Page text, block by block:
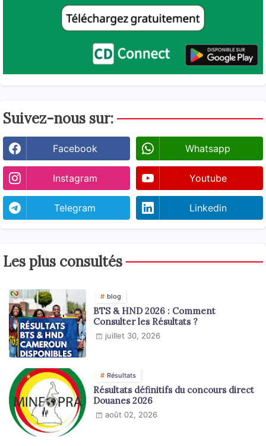
Suivez-nous sur:
Facebook Whatsapp
Instagram Youtube
Telegram Linkedin
Les plus consultés
blog
BTS & HND 2026 : Comment
Consulter les Résultats ?
juillet 30, 2026
Résultats
Résultats définitifs du concours direct
Douanes 2026
août 02, 2026